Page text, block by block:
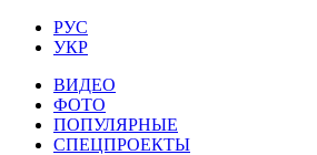
РУС
УКР
ВИДЕО
ФОТО
ПОПУЛЯРНЫЕ
СПЕЦПРОЕКТЫ